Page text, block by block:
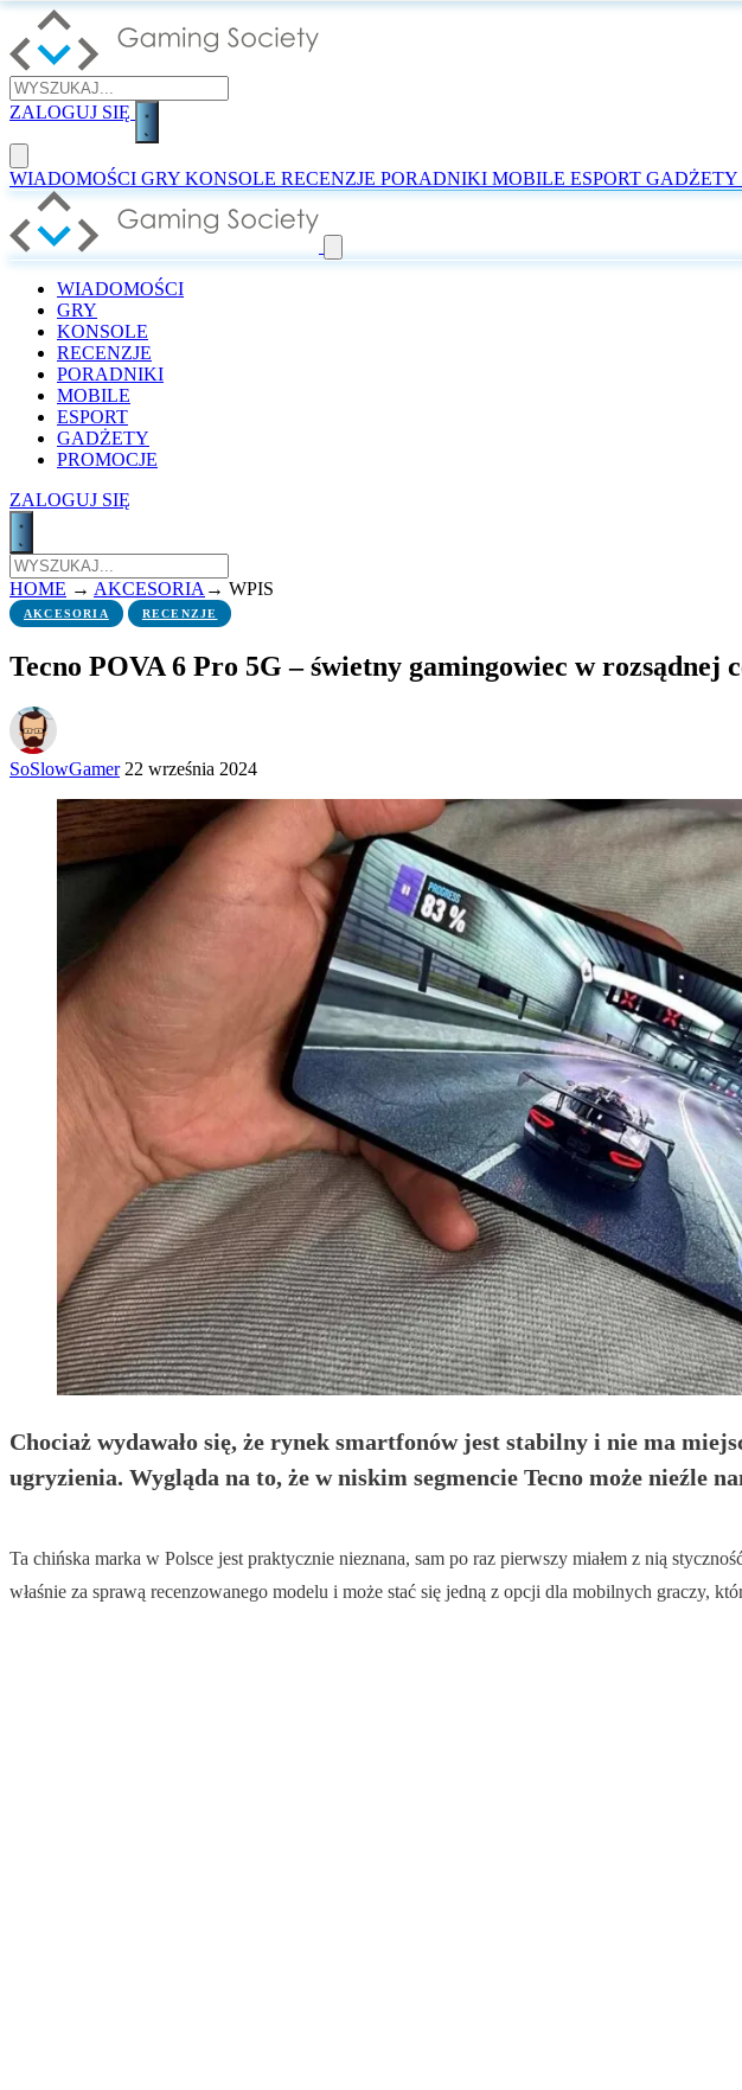
ZALOGUJ SIĘ
WIADOMOŚCI GRY KONSOLE RECENZJE PORADNIKI MOBILE ESPORT GADŻETY
WIADOMOŚCI
GRY
KONSOLE
RECENZJE
PORADNIKI
MOBILE
ESPORT
GADŻETY
PROMOCJE
ZALOGUJ SIĘ
HOME → AKCESORIA → WPIS
AKCESORIA RECENZJE
Tecno POVA 6 Pro 5G – świetny gamingowiec w rozsądnej
SoSlowGamer 22 września 2024
Chociaż wydawało się, że rynek smartfonów jest stabilny i nie ma
ugryzienia. Wygląda na to, że w niskim segmencie Tecno może nieźle
Ta chińska marka w Polsce jest praktycznie nieznana, sam po raz pierwszy miałem z nią
właśnie za sprawą recenzowanego modelu i może stać się jedną z opcji dla mobilnych graczy,